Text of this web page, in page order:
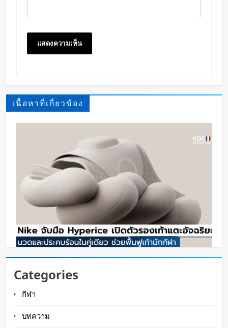
เนื้อหาที่เกี่ยวข้อง
Nike จับมือ Hyperice เปิดตัวรองเท้าแตะอัจฉริยะ
นวดและประคบร้อนในคู่เดียว ช่วยฟื้นฟูเท้านักกีฬา
Categories
กีฬา
บทความ